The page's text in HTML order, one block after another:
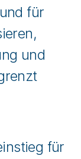
für
und
für